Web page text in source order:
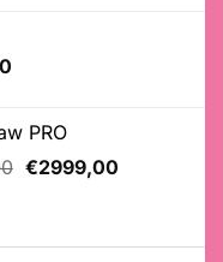
Huidige
€1899,00.
PRO
Oorspronkelijke
€2999,00Huidige